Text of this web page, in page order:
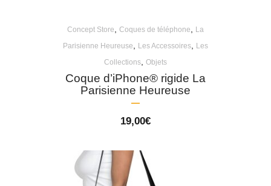
Concept Store Coques de téléphone
La
Parisienne Heureuse
Les Accessoires
Les
Collections Objets
Coque d’iPhone® rigide La
Parisienne Heureuse
19,00€